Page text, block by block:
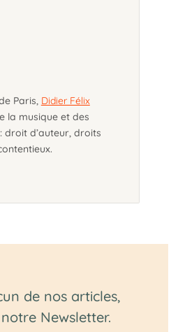
Paris, Didier Félix
la musique et des
droit d’auteur, droits
de nos articles,
Newsletter.